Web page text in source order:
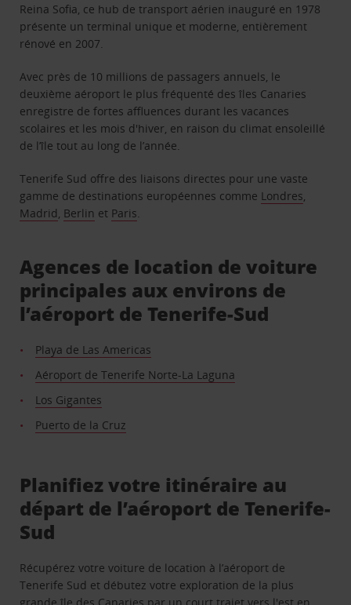
Reina Sofia, ce hub de transport aérien inauguré en 1978
présente un terminal unique et moderne, entièrement
rénové en 2007.
Avec près de 10 millions de passagers annuels, le
deuxième aéroport le plus fréquenté des îles Canaries
enregistre de fortes affluences durant les vacances
scolaires et les mois d'hiver, en raison du climat ensoleillé
de l’île tout au long de l’année.
Tenerife Sud offre des liaisons directes pour une vaste
gamme de destinations européennes comme Londres
Madrid Berlin et Paris
Agences de location de voiture
principales aux environs de
l’aéroport de Tenerife-Sud
Playa de Las Americas
Aéroport de Tenerife Norte-La Laguna
Los Gigantes
Puerto de la Cruz
Planifiez votre itinéraire au
départ de l’aéroport de Tenerife-
Sud
Récupérez votre voiture de location à l’aéroport de
Tenerife Sud et débutez votre exploration de la plus
grande île des Canaries par un court trajet vers l'est en